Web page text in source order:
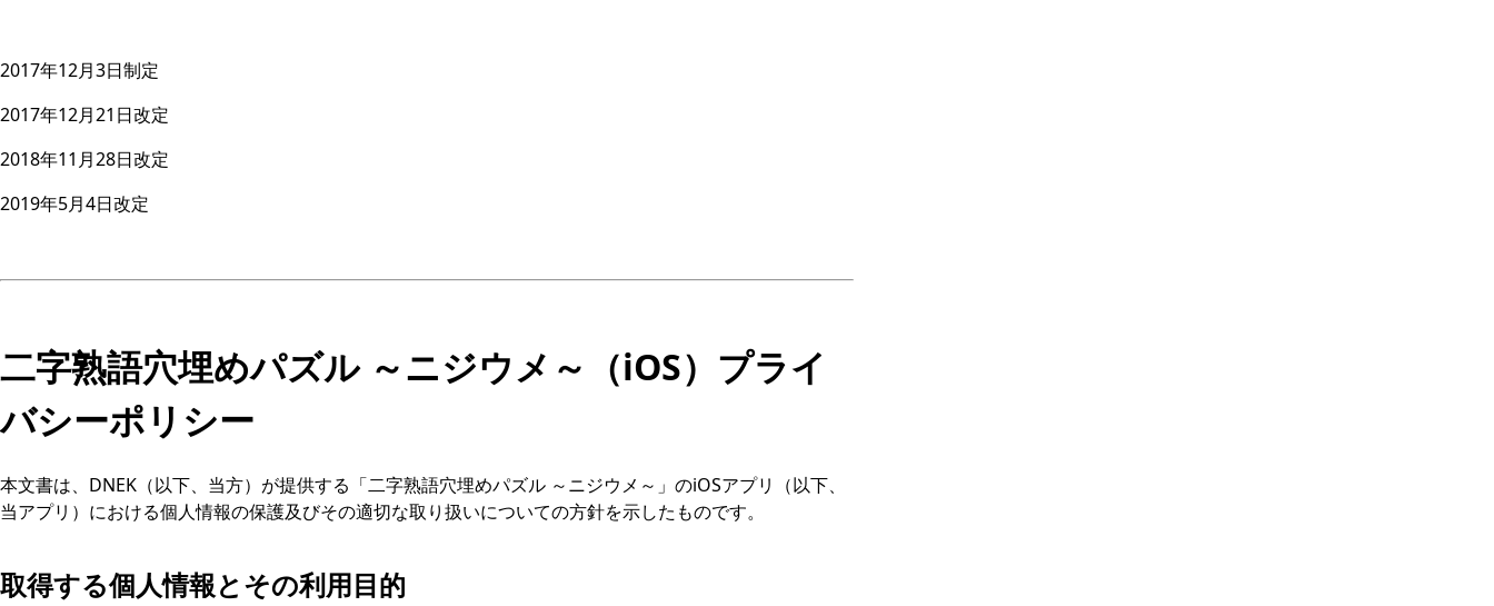
2017年12月3日制定
2017年12月21日改定
2018年11月28日改定
2019年5月4日改定
二字熟語穴埋めパズル ～ニジウメ～（iOS）プライ
バシーポリシー
本文書は、DNEK（以下、当方）が提供する「二字熟語穴埋めパズル ～ニジウメ～」のiOSアプリ（以下、
当アプリ）における個人情報の保護及びその適切な取り扱いについての方針を示したものです。
取得する個人情報とその利用目的